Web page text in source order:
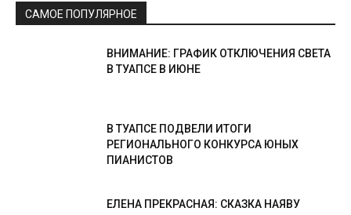
САМОЕ ПОПУЛЯРНОЕ
ВНИМАНИЕ: ГРАФИК ОТКЛЮЧЕНИЯ СВЕТА
В ТУАПСЕ В ИЮНЕ
В ТУАПСЕ ПОДВЕЛИ ИТОГИ
РЕГИОНАЛЬНОГО КОНКУРСА ЮНЫХ
ПИАНИСТОВ
ЕЛЕНА ПРЕКРАСНАЯ: СКАЗКА НАЯВУ